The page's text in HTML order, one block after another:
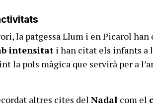
la patgessa Llum i en Picarol han
intensitat i han citat els infants a
la pols màgica que servirà per a
altres cites delNadal com el